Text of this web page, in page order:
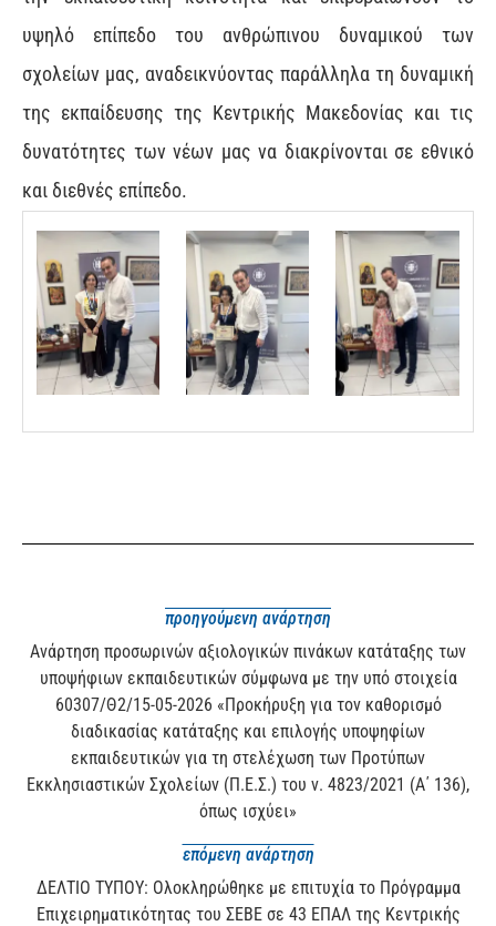
υψηλό επίπεδο του ανθρώπινου δυναμικού των
σχολείων μας, αναδεικνύοντας παράλληλα τη δυναμική
της εκπαίδευσης της Κεντρικής Μακεδονίας και τις
δυνατότητες των νέων μας να διακρίνονται σε εθνικό
και διεθνές επίπεδο.
προηγούμενη ανάρτηση
Ανάρτηση προσωρινών αξιολογικών πινάκων κατάταξης των
υποψήφιων εκπαιδευτικών σύμφωνα με την υπό στοιχεία
60307/Θ2/15-05-2026 «Προκήρυξη για τον καθορισμό
διαδικασίας κατάταξης και επιλογής υποψηφίων
εκπαιδευτικών για τη στελέχωση των Προτύπων
Εκκλησιαστικών Σχολείων (Π.Ε.Σ.) του ν. 4823/2021 (Α΄ 136),
όπως ισχύει»
επόμενη ανάρτηση
ΔΕΛΤΙΟ ΤΥΠΟΥ: Ολοκληρώθηκε με επιτυχία το Πρόγραμμα
Επιχειρηματικότητας του ΣΕΒΕ σε 43 ΕΠΑΛ της Κεντρικής